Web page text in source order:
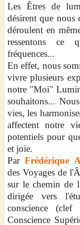
Les Êtres de
désirent que nous
déroulent en
ressentons ce
fréquences...
En effet, nous
vivre plusieurs
notre "Moi"
souhaitons...
vies, les
affectent notre
potentiels pour
et joie.
ParFrédérique
des Voyages de
sur le chemin de
dirigée vers
conscience (clef
Conscience